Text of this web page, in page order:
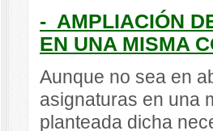
- AMPLIACIÓN
EN UNA MISMA
Aunque no sea en
asignaturas en una
planteada dicha